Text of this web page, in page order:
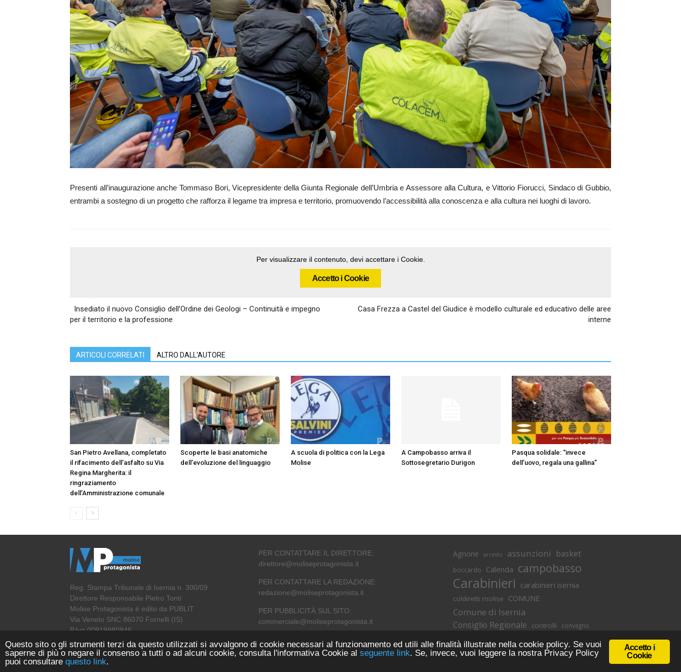
Presenti all’inaugurazione anche Tommaso Bori, Vicepresidente della Giunta Regionale dell’Umbria e Assessore alla Cultura, e Vittorio Fiorucci, Sindaco di Gubbio,
entrambi a sostegno di un progetto che rafforza il legame tra impresa e territorio, promuovendo l’accessibilità alla conoscenza e alla cultura nei luoghi di lavoro.
Per visualizzare il contenuto, devi accettare i Cookie.
Accetto i Cookie
Insediato il nuovo Consiglio dell’Ordine dei Geologi – Continuità e impegno
per il territorio e la professione
Casa Frezza a Castel del Giudice è modello culturale ed educativo delle aree
interne
ARTICOLI CORRELATI ALTRO DALL'AUTORE
San Pietro Avellana, completato
il rifacimento dell’asfalto su Via
Regina Margherita: il
ringraziamento
dell’Amministrazione comunale
Scoperte le basi anatomiche
dell’evoluzione del linguaggio
A scuola di politica con la Lega
Molise
A Campobasso arriva il
Sottosegretario Durigon
Pasqua solidale: “invece
dell’uovo, regala una gallina”
Reg. Stampa Tribunale di Isernia n. 300/09
Direttore Responsabile Pietro Tonti
Molise Protagonista è edito da PUBLIT
Via Veneto SNC 86070 Fornelli (IS)
P.Iva 00919980946
PER CONTATTARE IL DIRETTORE:
direttore@moliseprotagonista.it
PER CONTATTARE LA REDAZIONE:
redazione@moliseprotagonista.it
PER PUBBLICITÀ SUL SITO:
commerciale@moliseprotagonista.it
Agnone arresto assunzioni basket
boccardo Calenda campobasso
Carabinieri carabinieri isernia
coldiretti molise COMUNE
Comune di Isernia
Consiglio Regionale controlli convegno
covid denuncia Di lucente
Donato Toma Droga Emilio Izzo
© Copyright 2018 - MoliseProtagonista | Web Agency Privacy Policy
Accetto i
Cookie
Questo sito o gli strumenti terzi da questo utilizzati si avvalgono di cookie necessari al funzionamento ed utili alle finalità illustrate nella cookie policy. Se vuoi
saperne di più o negare il consenso a tutti o ad alcuni cookie, consulta l'informativa Cookie al seguente link. Se, invece, vuoi leggere la nostra Privacy Policy
puoi consultare questo link.